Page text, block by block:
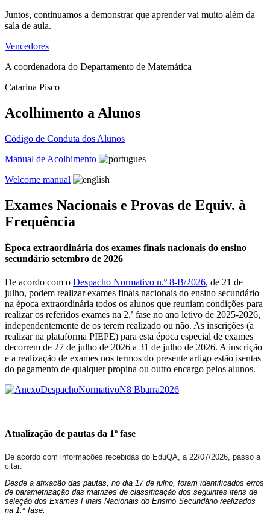
Juntos, continuamos a demonstrar que aprender vai muito além da
sala de aula.
Vencedores
A coordenadora do Departamento de Matemática
Catarina Pisco
Acolhimento a Alunos
Código de Conduta dos Alunos
Manual de Acolhimento
Welcome manual
Exames Nacionais e Provas de Equiv. à
Frequência
Época extraordinária dos exames finais nacionais do ensino
secundário setembro de 2026
De acordo com o Despacho Normativo n.º 8-B/2026, de 21 de
julho, podem realizar exames finais nacionais do ensino secundário
na época extraordinária todos os alunos que reuniam condições para
realizar os referidos exames na 2.ª fase no ano letivo de 2025-2026,
independentemente de os terem realizado ou não. As inscrições (a
realizar na plataforma PIEPE) para esta época especial de exames
decorrem de 27 de julho de 2026 a 31 de julho de 2026. A inscrição
e a realização de exames nos termos do presente artigo estão isentas
do pagamento de qualquer propina ou outro encargo pelos alunos.
Atualização de pautas da 1º fase
De acordo com informações recebidas do EduQA, a 22/07/2026, passo a
citar:
Desde a afixação das pautas, no dia 17 de julho, foram identificados erros
de parametrização das matrizes de classificação dos seguintes itens de
seleção dos Exames Finais Nacionais do Ensino Secundário realizados
na 1.ª fase: